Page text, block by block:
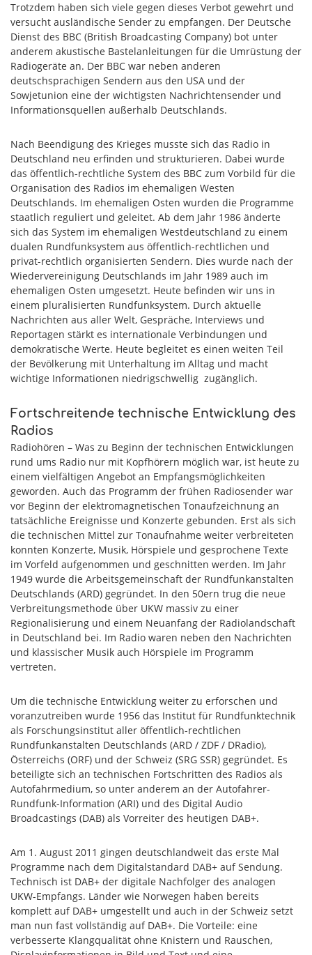
Trotzdem haben sich viele gegen dieses Verbot gewehrt und
versucht ausländische Sender zu empfangen. Der Deutsche
Dienst des BBC (British Broadcasting Company) bot unter
anderem akustische Bastelanleitungen für die Umrüstung der
Radiogeräte an. Der BBC war neben anderen
deutschsprachigen Sendern aus den USA und der
Sowjetunion eine der wichtigsten Nachrichtensender und
Informationsquellen außerhalb Deutschlands.
Nach Beendigung des Krieges musste sich das Radio in
Deutschland neu erfinden und strukturieren. Dabei wurde
das öffentlich-rechtliche System des BBC zum Vorbild für die
Organisation des Radios im ehemaligen Westen
Deutschlands. Im ehemaligen Osten wurden die Programme
staatlich reguliert und geleitet. Ab dem Jahr 1986 änderte
sich das System im ehemaligen Westdeutschland zu einem
dualen Rundfunksystem aus öffentlich-rechtlichen und
privat-rechtlich organisierten Sendern. Dies wurde nach der
Wiedervereinigung Deutschlands im Jahr 1989 auch im
ehemaligen Osten umgesetzt. Heute befinden wir uns in
einem pluralisierten Rundfunksystem. Durch aktuelle
Nachrichten aus aller Welt, Gespräche, Interviews und
Reportagen stärkt es internationale Verbindungen und
demokratische Werte. Heute begleitet es einen weiten Teil
der Bevölkerung mit Unterhaltung im Alltag und macht
wichtige Informationen niedrigschwellig zugänglich.
Fortschreitende technische Entwicklung des
Radios
Radiohören – Was zu Beginn der technischen Entwicklungen
rund ums Radio nur mit Kopfhörern möglich war, ist heute zu
einem vielfältigen Angebot an Empfangsmöglichkeiten
geworden. Auch das Programm der frühen Radiosender war
vor Beginn der elektromagnetischen Tonaufzeichnung an
tatsächliche Ereignisse und Konzerte gebunden. Erst als sich
die technischen Mittel zur Tonaufnahme weiter verbreiteten
konnten Konzerte, Musik, Hörspiele und gesprochene Texte
im Vorfeld aufgenommen und geschnitten werden. Im Jahr
1949 wurde die Arbeitsgemeinschaft der Rundfunkanstalten
Deutschlands (ARD) gegründet. In den 50ern trug die neue
Verbreitungsmethode über UKW massiv zu einer
Regionalisierung und einem Neuanfang der Radiolandschaft
in Deutschland bei. Im Radio waren neben den Nachrichten
und klassischer Musik auch Hörspiele im Programm
vertreten.
Um die technische Entwicklung weiter zu erforschen und
voranzutreiben wurde 1956 das Institut für Rundfunktechnik
als Forschungsinstitut aller öffentlich-rechtlichen
Rundfunkanstalten Deutschlands (ARD / ZDF / DRadio),
Österreichs (ORF) und der Schweiz (SRG SSR) gegründet. Es
beteiligte sich an technischen Fortschritten des Radios als
Autofahrmedium, so unter anderem an der Autofahrer-
Rundfunk-Information (ARI) und des Digital Audio
Broadcastings (DAB) als Vorreiter des heutigen DAB+.
Am 1. August 2011 gingen deutschlandweit das erste Mal
Programme nach dem Digitalstandard DAB+ auf Sendung.
Technisch ist DAB+ der digitale Nachfolger des analogen
UKW-Empfangs. Länder wie Norwegen haben bereits
komplett auf DAB+ umgestellt und auch in der Schweiz setzt
man nun fast vollständig auf DAB+. Die Vorteile: eine
verbesserte Klangqualität ohne Knistern und Rauschen,